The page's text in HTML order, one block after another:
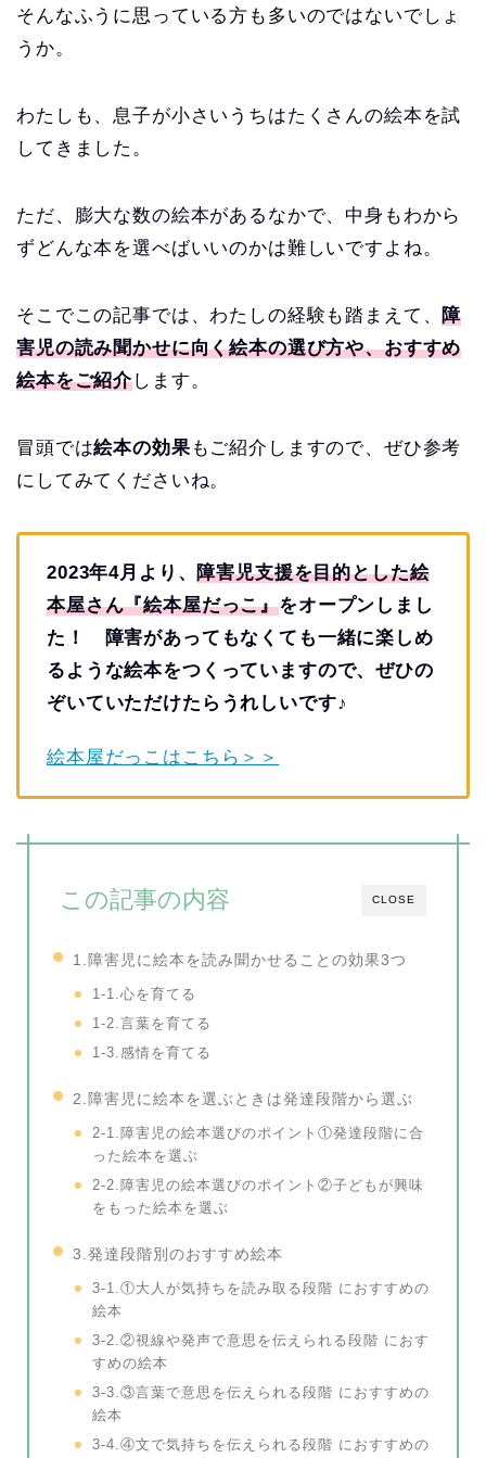
そんなふうに思っている方も多いのではないでしょ
うか。
わたしも、息子が小さいうちはたくさんの絵本を試
してきました。
ただ、膨大な数の絵本があるなかで、中身もわから
ずどんな本を選べばいいのかは難しいですよね。
そこでこの記事では、わたしの経験も踏まえて、障
害児の読み聞かせに向く絵本の選び方や、おすすめ
絵本をご紹介します。
冒頭では絵本の効果もご紹介しますので、ぜひ参考
にしてみてくださいね。
2023年4月より、障害児支援を目的とした絵
本屋さん『絵本屋だっこ』をオープンしまし
た！ 障害があってもなくても一緒に楽しめ
るような絵本をつくっていますので、ぜひの
ぞいていただけたらうれしいです♪
絵本屋だっこはこちら＞＞
CLOSE
この記事の内容
1.障害児に絵本を読み聞かせることの効果3つ
1-1.心を育てる
1-2.言葉を育てる
1-3.感情を育てる
2.障害児に絵本を選ぶときは発達段階から選ぶ
2-1.障害児の絵本選びのポイント①発達段階に合
った絵本を選ぶ
2-2.障害児の絵本選びのポイント②子どもが興味
をもった絵本を選ぶ
3.発達段階別のおすすめ絵本
3-1.①大人が気持ちを読み取る段階 におすすめの
絵本
3-2.②視線や発声で意思を伝えられる段階 におす
すめの絵本
3-3.③言葉で意思を伝えられる段階 におすすめの
絵本
3-4.④文で気持ちを伝えられる段階 におすすめの